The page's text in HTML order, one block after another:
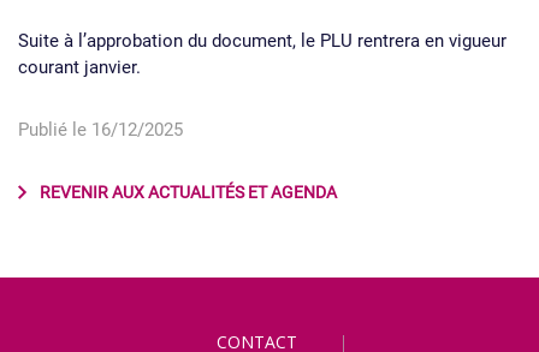
Suite à l’approbation du document, le PLU rentrera en vigueur
courant janvier.
Publié le 16/12/2025
REVENIR AUX ACTUALITÉS ET AGENDA
CONTACT